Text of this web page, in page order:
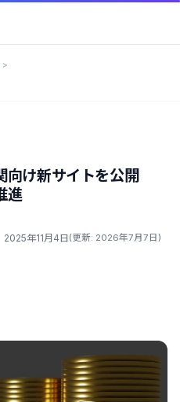
向け新サイトを公開
進
2025年11月4日(更新: 2026年7月7日)